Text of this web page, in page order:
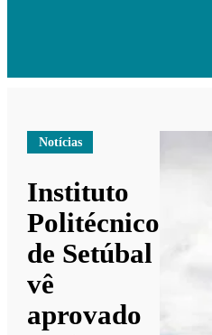
Notícias
Instituto
Politécnico
de Setúbal
vê
aprovado